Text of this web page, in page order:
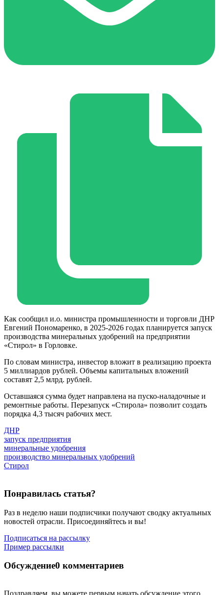
Как сообщил и.о. министра промышленности и торговли ДНР
Евгений Пономаренко, в 2025-2026 годах планируется запуск
производства минеральных удобрений на предприятии
«Стирол» в Горловке.
По словам министра, инвестор вложит в реализацию проекта
5 миллиардов рублей. Объемы капитальных вложений
составят 2,5 млрд. рублей.
Оставшаяся сумма будет направлена на пуско-наладочные и
ремонтные работы. Перезапуск «Стирола» позволит создать
порядка 4,3 тысяч рабочих мест.
ДНР
запуск предприятия
минеральные удобрения
производство минеральных удобрений
Стирол
Понравилась статья?
Раз в неделю наши подписчики получают сводку актуальных
новостей отрасли. Присоединяйтесь и вы!
Подписаться на рассылку
Пример рассылки
Обсуждение0 комментариев